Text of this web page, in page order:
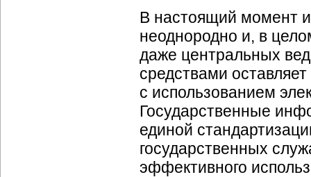
В настоящий момент
неоднородно и, в
даже центральных
средствами
с использованием
Государственные
единой
государственных
эффективного